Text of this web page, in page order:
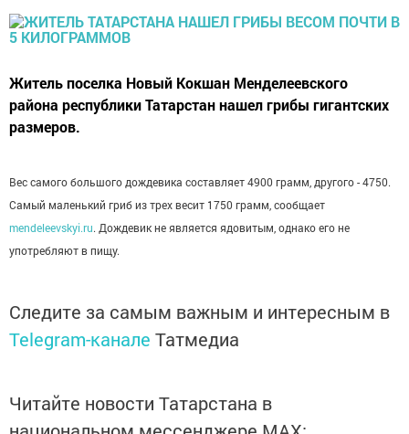
Житель поселка Новый Кокшан Менделеевского
района республики Татарстан нашел грибы гигантских
размеров.
Вес самого большого дождевика составляет 4900 грамм, другого - 4750.
Самый маленький гриб из трех весит 1750 грамм, сообщает
mendeleevskyi.ru. Дождевик не является ядовитым, однако его не
употребляют в пищу.
Следите за самым важным и интересным в
Telegram-канале Татмедиа
Читайте новости Татарстана в